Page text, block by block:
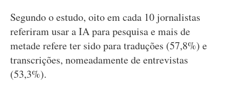
Segundo o estudo, oito em cada 10 jornalistas
referiram usar a IA para pesquisa e mais de
metade refere ter sido para traduções (57,8%) e
transcrições, nomeadamente de entrevistas
(53,3%).